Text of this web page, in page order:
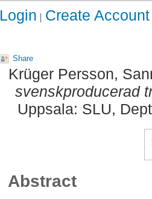
Login Create Account
Share
Krüger Persson,
svenskproducerad
Uppsala: SLU,
Abstract